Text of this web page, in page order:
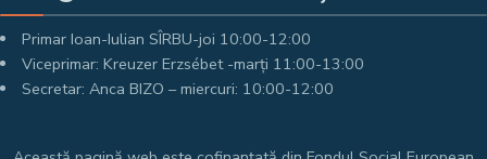
Primar Ioan-Iulian SÎRBU-joi 10:00-12:00
Viceprimar: Kreuzer Erzsébet -marți 11:00-13:00
Secretar: Anca BIZO – miercuri: 10:00-12:00